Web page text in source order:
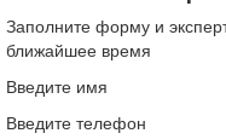
Заполните форму и
ближайшее время
Введите имя
Введите телефон